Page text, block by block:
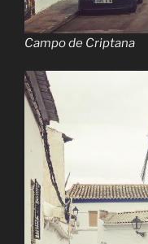
Campo de Criptana